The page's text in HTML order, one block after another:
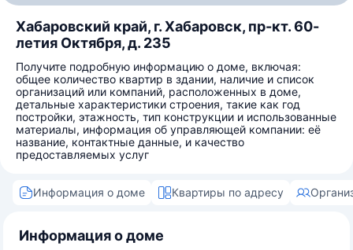
Хабаровский край, г. Хабаровск, пр-кт. 60-
летия Октября, д. 235
Получите подробную информацию о доме, включая:
общее количество квартир в здании, наличие и список
организаций или компаний, расположенных в доме,
детальные характеристики строения, такие как год
постройки, этажность, тип конструкции и использованные
материалы, информация об управляющей компании: её
название, контактные данные, и качество
предоставляемых услуг
Информация о доме Квартиры по адресу
Информация о доме